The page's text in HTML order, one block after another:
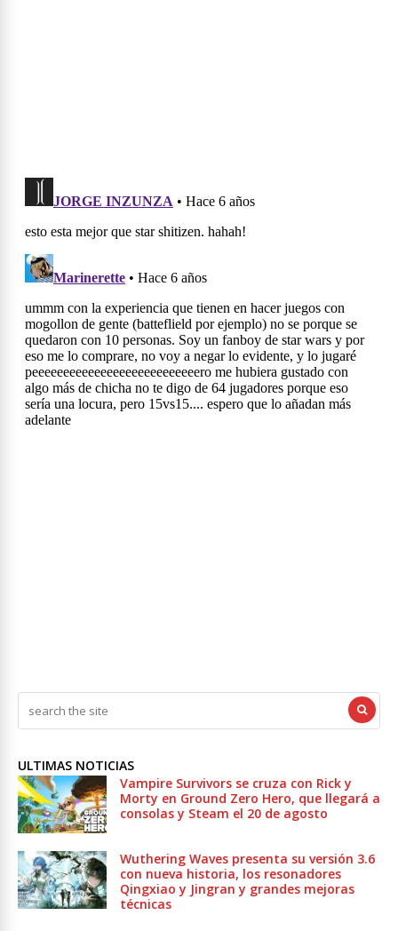
ULTIMAS NOTICIAS
Vampire Survivors se cruza con Rick y
Morty en Ground Zero Hero, que llegará a
consolas y Steam el 20 de agosto
Wuthering Waves presenta su versión 3.6
con nueva historia, los resonadores
Qingxiao y Jingran y grandes mejoras
técnicas